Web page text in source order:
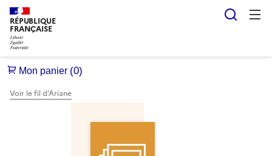
RÉPUBLIQUE
FRANÇAISE
Voir le fil d’Ariane